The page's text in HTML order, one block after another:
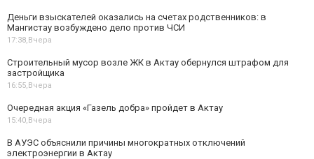
Деньги взыскателей оказались на счетах родственников: в
Мангистау возбуждено дело против ЧСИ
17:38,Вчера
Строительный мусор возле ЖК в Актау обернулся штрафом для
застройщика
16:55,Вчера
Очередная акция «Газель добра» пройдет в Актау
15:40,Вчера
В АУЭС объяснили причины многократных отключений
электроэнергии в Актау